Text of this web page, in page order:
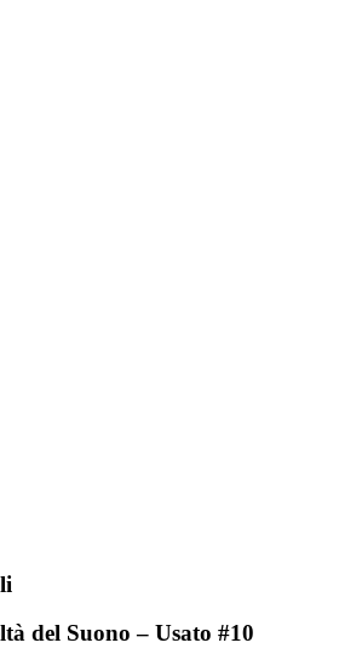
del Suono – Usato #10